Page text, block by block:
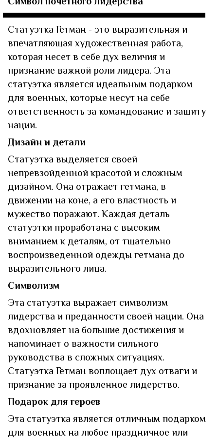
Статуэтка Гетман - это выразительная и
впечатляющая художественная работа,
которая несет в себе дух величия и
признание важной роли лидера. Эта
статуэтка является идеальным подарком
для военных, которые несут на себе
ответственность за командование и защиту
нации.
Дизайн и детали
Статуэтка выделяется своей
непревзойденной красотой и сложным
дизайном. Она отражает гетмана, в
движении на коне, а его властность и
мужество поражают. Каждая деталь
статуэтки проработана с высоким
вниманием к деталям, от тщательно
воспроизведенной одежды гетмана до
выразительного лица.
Символизм
Эта статуэтка выражает символизм
лидерства и преданности своей нации. Она
вдохновляет на большие достижения и
напоминает о важности сильного
руководства в сложных ситуациях.
Статуэтка Гетман воплощает дух отваги и
признание за проявленное лидерство.
Подарок для героев
Эта статуэтка является отличным подарком
для военных на любое праздничное или